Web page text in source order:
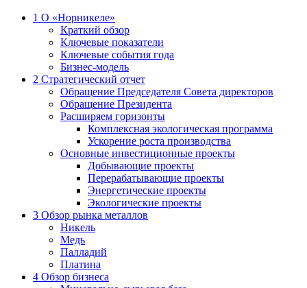
1 О «Норникеле»
Краткий обзор
Ключевые показатели
Ключевые события года
Бизнес-модель
2 Стратегический отчет
Обращение Председателя Совета директоров
Обращение Президента
Расширяем горизонты
Комплексная экологическая программа
Ускорение роста производства
Основные инвестиционные проекты
Добывающие проекты
Перерабатывающие проекты
Энергетические проекты
Экологические проекты
3 Обзор рынка металлов
Никель
Медь
Палладий
Платина
4 Обзор бизнеса